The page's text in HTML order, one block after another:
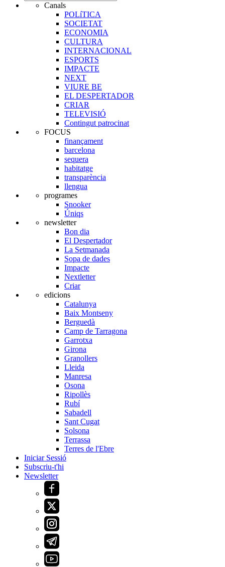
Canals
POLíTICA
SOCIETAT
ECONOMIA
CULTURA
INTERNACIONAL
ESPORTS
IMPACTE
NEXT
VIURE BE
EL DESPERTADOR
CRIAR
TELEVISIÓ
Contingut patrocinat
FOCUS
finançament
barcelona
sequera
habitatge
transparència
llengua
programes
Snooker
Úniqs
newsletter
Bon dia
El Despertador
La Setmanada
Sopa de dades
Impacte
Nextletter
Criar
edicions
Catalunya
Baix Montseny
Berguedà
Camp de Tarragona
Garrotxa
Girona
Granollers
Lleida
Manresa
Osona
Ripollès
Rubí
Sabadell
Sant Cugat
Solsona
Terrassa
Terres de l'Ebre
Iniciar Sessió
Subscriu-t'hi
Newsletter